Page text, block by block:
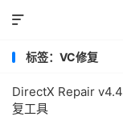

标签：VC修复
DirectX Repair
复工具